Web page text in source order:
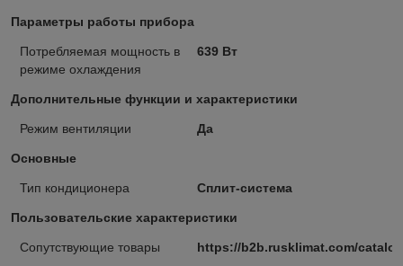
Параметры работы прибора
Потребляемая мощность в
режиме охлаждения
639 Вт
Дополнительные функции и характеристики
Режим вентиляции Да
Основные
Тип кондиционера Сплит-система
Пользовательские характеристики
Cопутствующие товары
https://b2b.rusklimat.com/